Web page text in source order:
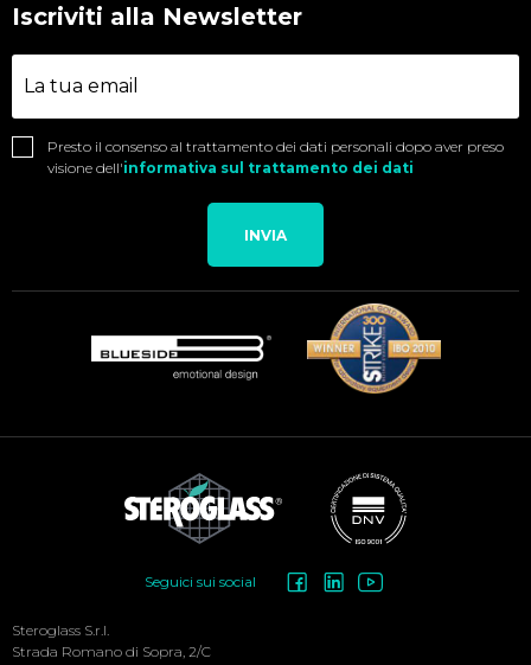
Iscriviti alla Newsletter
Presto il consenso al trattamento dei dati personali dopo aver preso
visione dell'informativa sul trattamento dei dati
INVIA
Menu
Seguici sui social
Steroglass S.r.l.
Strada Romano di Sopra, 2/C